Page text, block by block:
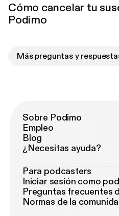
Cómo cancelar tu
Podimo
Más preguntas y
Sobre Podimo
Empleo
Blog
¿Necesitas ayuda?
Para podcasters
Iniciar sesión como
Preguntas frecuentes
Normas de la